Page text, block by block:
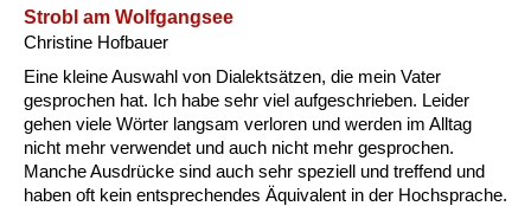
Strobl am Wolfgangsee
Christine Hofbauer
Eine kleine Auswahl von Dialektsätzen, die mein Vater
gesprochen hat. Ich habe sehr viel aufgeschrieben. Leider
gehen viele Wörter langsam verloren und werden im Alltag
nicht mehr verwendet und auch nicht mehr gesprochen.
Manche Ausdrücke sind auch sehr speziell und treffend und
haben oft kein entsprechendes Äquivalent in der Hochsprache.